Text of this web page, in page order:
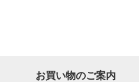
お買い物のご案内